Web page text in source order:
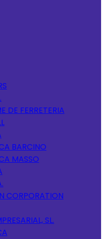
DE FERRETERIA
BARCINO
MASSO
CORPORATION
SL.